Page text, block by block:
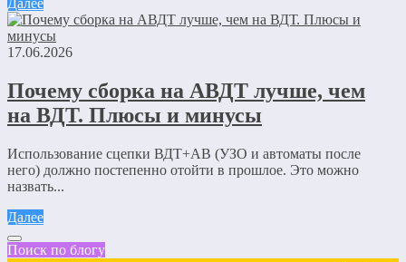
Далее
17.06.2026
Почему сборка на АВДТ лучше, чем
на ВДТ. Плюсы и минусы
Использование сцепки ВДТ+АВ (УЗО и автоматы после
него) должно постепенно отойти в прошлое. Это можно
назвать...
Далее
Поиск по блогу